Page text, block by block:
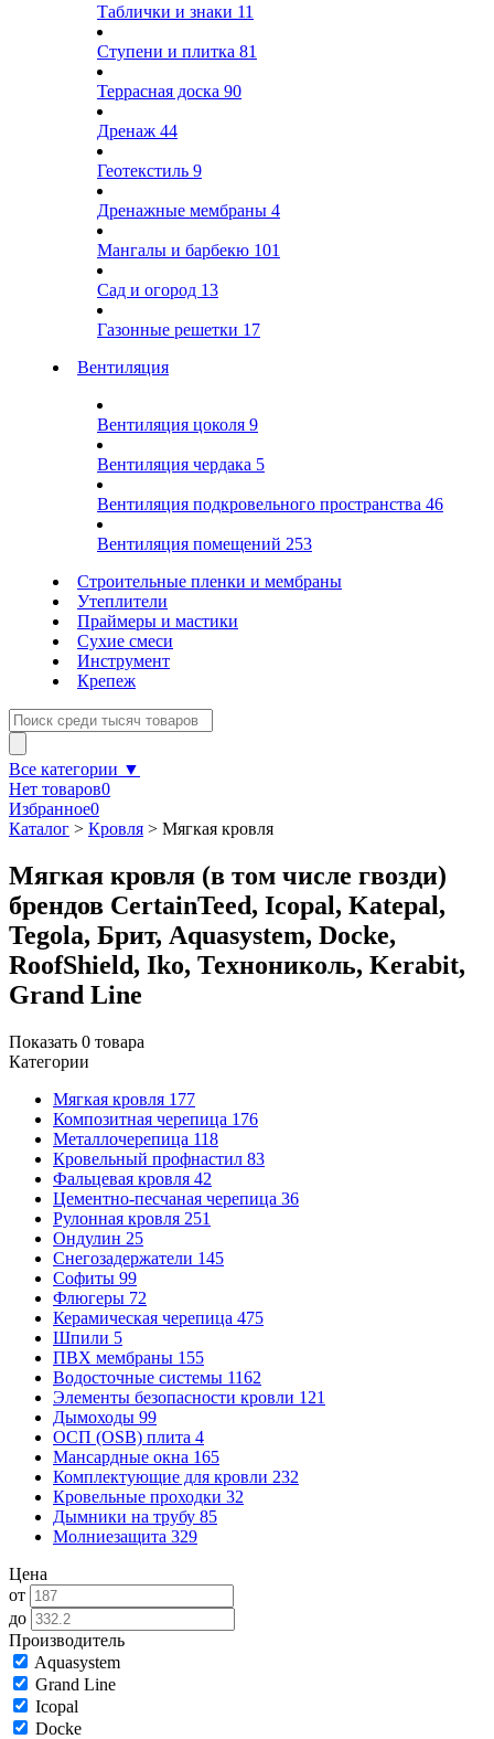
Таблички и знаки 11
Ступени и плитка 81
Террасная доска 90
Дренаж 44
Геотекстиль 9
Дренажные мембраны 4
Мангалы и барбекю 101
Сад и огород 13
Газонные решетки 17
Вентиляция
Вентиляция цоколя 9
Вентиляция чердака 5
Вентиляция подкровельного пространства 46
Вентиляция помещений 253
Строительные пленки и мембраны
Утеплители
Праймеры и мастики
Сухие смеси
Инструмент
Крепеж
Все категории ▼
Нет товаров0
Избранное0
Каталог > Кровля > Мягкая кровля
Мягкая кровля (в том числе гвозди)
брендов CertainTeed, Icopal, Katepal,
Tegola, Брит, Aquasystem, Docke,
RoofShield, Iko, Технониколь, Kerabit,
Grand Line
Показать 0 товара
Категории
Мягкая кровля 177
Композитная черепица 176
Металлочерепица 118
Кровельный профнастил 83
Фальцевая кровля 42
Цементно-песчаная черепица 36
Рулонная кровля 251
Ондулин 25
Снегозадержатели 145
Софиты 99
Флюгеры 72
Керамическая черепица 475
Шпили 5
ПВХ мембраны 155
Водосточные системы 1162
Элементы безопасности кровли 121
Дымоходы 99
ОСП (OSB) плита 4
Мансардные окна 165
Комплектующие для кровли 232
Кровельные проходки 32
Дымники на трубу 85
Молниезащита 329
Цена
от
до
Производитель
Aquasystem
Grand Line
Icopal
Docke